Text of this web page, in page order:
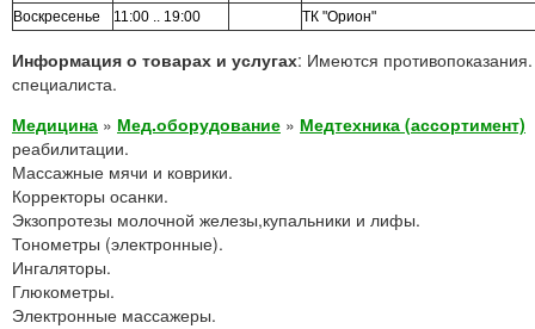
Воскресенье
11:00 .. 19:00 ТК "Орион"
Информация о товарах и услугах: Имеются
специалиста.
Медицина » Мед.оборудование » Медтехника (ассортимент)
реабилитации.
Массажные мячи и коврики.
Корректоры осанки.
Экзопротезы молочной железы,купальники и лифы.
Тонометры (электронные).
Ингаляторы.
Глюкометры.
Электронные массажеры.